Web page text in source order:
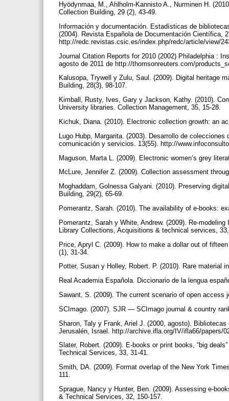
Hyödynmaa, M., Ahlholm-Kannisto A., Nurminen H.
Collection Building, 29 (2), 43-49.
Información y documentación. Estadísticas de
(2004). Revista Española de Documentación Científica,
http://redc.revistas.csic.es/index.php/redc/article/view/
Journal Citation Reports for 2010 (2002) Philadelphia :
agosto de 2011 de http://thomsonreuters.com/
Kalusopa, Trywell y Zulu, Saul. (2009). Digital heritage
Building, 28(3), 98-107.
Kimball, Rusty, Ives, Gary y Jackson, Kathy. (2010).
University libraries. Collection Management, 35, 15-28.
Kichuk, Diana. (2010). Electronic collection growth: an
Lugo Hubp, Margarita. (2003). Desarrollo de
comunicación y servicios. 13(55). http://
Maguson, Marta L. (2009). Electronic women’s grey
McLure, Jennifer Z. (2009). Collection assessment
Moghaddam, Golnessa Galyani. (2010). Preserving
Building, 29(2), 65-69.
Pomerantz, Sarah. (2010). The availability of e-books:
Pomerantz, Sarah y White, Andrew. (2009). Re-
Library Collections, Acquisitions & technical services,
Price, Apryl C. (2009). How to make a dollar out of
(1), 31-34.
Potter, Susan y Holley, Robert. P. (2010). Rare
Real Academia Española. Diccionario de la lengua
Sawant, S. (2009). The current scenario of open
SCImago. (2007). SJR — SCImago journal & country
Sharon, Taly y Frank, Ariel J. (2000, agosto).
Jerusalén, Israel. http://archive.ifla.org/IV/ifla66/papers/
Slater, Robert. (2009). E-books or print books, “big
Technical Services, 33, 31-41.
Smith, DA. (2009). Format overlap of the New York
111.
Sprague, Nancy y Hunter, Ben. (2009). Assessing e-
& Technical Services, 32, 150-157.